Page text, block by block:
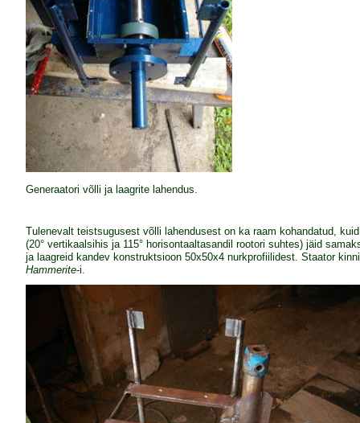
Generaatori võlli ja laagrite lahendus.
Tulenevalt teistsugusest võlli lahendusest on ka raam kohandatud,
(20° vertikaalsihis ja 115° horisontaaltasandil rootori suhtes) jäid
ja laagreid kandev konstruktsioon 50x50x4 nurkprofiilidest. Staator
Hammerite-i.